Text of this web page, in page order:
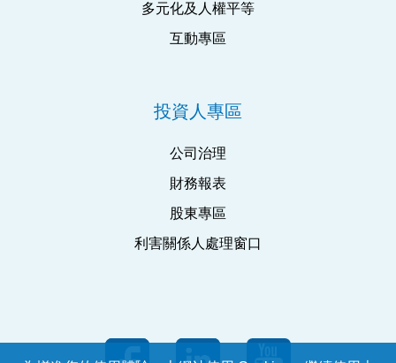
多元化及人權平等
互動專區
投資人專區
公司治理
財務報表
股東專區
利害關係人處理窗口